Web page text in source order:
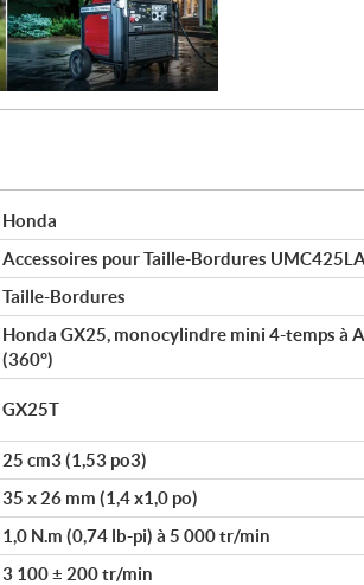
Honda
Accessoires pour Taille-Bordures
Taille-Bordures
Honda GX25, monocylindre mini 4-temps à
(360°)
GX25T
25 cm3 (1,53 po3)
35 x 26 mm (1,4 x1,0 po)
1,0 N.m (0,74 lb-pi) à 5 000 tr/min
3 100 ± 200 tr/min